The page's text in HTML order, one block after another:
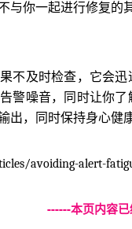
与你一起进行修复的
不及时检查，它会
警噪音，同时让你
出，同时保持身心健康
avoiding-alert-
------本页内容